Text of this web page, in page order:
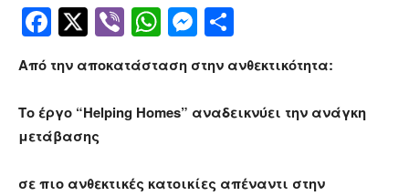
Facebook
Twitter
ViberWhatsApp
Messenger
Από την αποκατάσταση στην ανθεκτικότητα:
Το έργο “Helping Homes” αναδεικνύει την ανάγκη
μετάβασης
σε πιο ανθεκτικές κατοικίες απέναντι στην